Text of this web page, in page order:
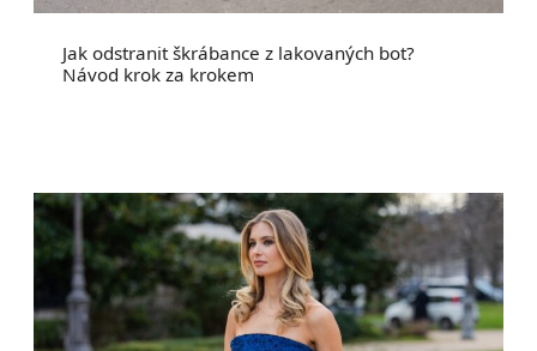
Jak odstranit škrábance z lakovaných bot?
Návod krok za krokem